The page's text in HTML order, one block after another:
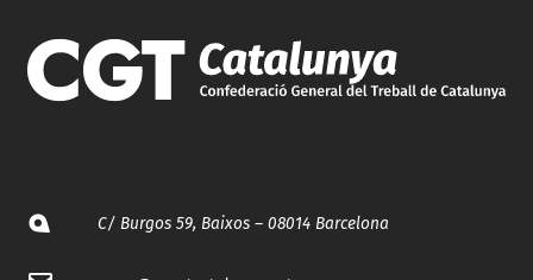
C/ Burgos 59, Baixos – 08014 Barcelona